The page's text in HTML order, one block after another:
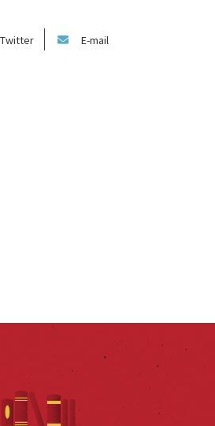
Twitter E-mail